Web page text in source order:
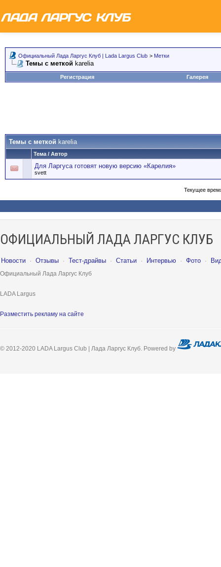
Официальный Лада Ларгус Клуб | Lada Largus Club > Метки
Темы с меткой karelia
Регистрация Галерея
Темы с меткой karelia
Тема / Автор
Для Ларгуса готовят новую версию «Карелия»
svett
Текущее
ОФИЦИАЛЬНЫЙ ЛАДА ЛАРГУС КЛУБ
Новости · Отзывы · Тест-драйвы · Статьи · Интервью · Фото ·
Официальный Лада Ларгус Клуб
LADA Largus
Разместить рекламу на сайте
© 2012-2020 LADA Largus Club | Лада Ларгус Клуб. Powered by